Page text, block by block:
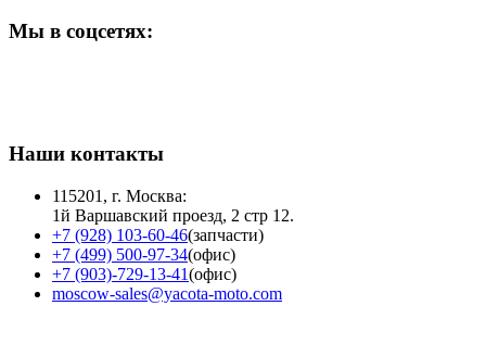
Мы в соцсетях:
Наши контакты
115201, г. Москва:
1й Варшавский проезд, 2 стр 12.
+7 (928) 103-60-46(запчасти)
+7 (499) 500-97-34(офис)
+7 (903)-729-13-41(офис)
moscow-sales@yacota-moto.com